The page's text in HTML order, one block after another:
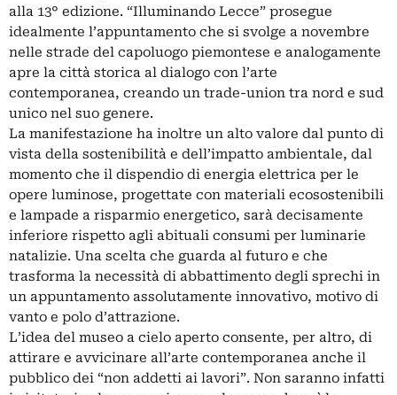
alla 13° edizione. “Illuminando Lecce” prosegue
idealmente l’appuntamento che si svolge a novembre
nelle strade del capoluogo piemontese e analogamente
apre la città storica al dialogo con l’arte
contemporanea, creando un trade-union tra nord e sud
unico nel suo genere.
La manifestazione ha inoltre un alto valore dal punto di
vista della sostenibilità e dell’impatto ambientale, dal
momento che il dispendio di energia elettrica per le
opere luminose, progettate con materiali ecosostenibili
e lampade a risparmio energetico, sarà decisamente
inferiore rispetto agli abituali consumi per luminarie
natalizie. Una scelta che guarda al futuro e che
trasforma la necessità di abbattimento degli sprechi in
un appuntamento assolutamente innovativo, motivo di
vanto e polo d’attrazione.
L’idea del museo a cielo aperto consente, per altro, di
attirare e avvicinare all’arte contemporanea anche il
pubblico dei “non addetti ai lavori”. Non saranno infatti